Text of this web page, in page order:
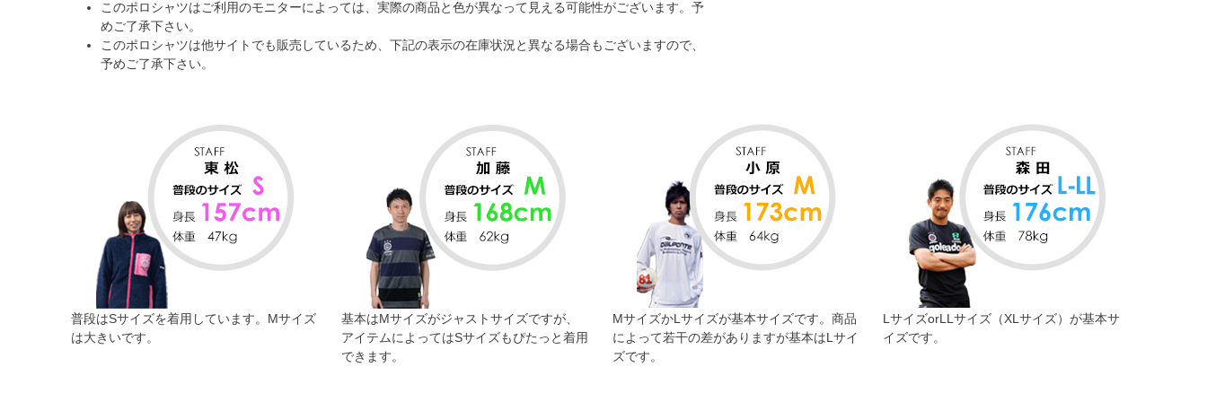
このポロシャツはご利用のモニターによっては、実際の商品と色が異なって見える可能性がございます。予
めご了承下さい。
このポロシャツは他サイトでも販売しているため、下記の表示の在庫状況と異なる場合もございますので、
予めご了承下さい。
普段はSサイズを着用しています。Mサイズ
は大きいです。
基本はMサイズがジャストサイズですが、
アイテムによってはSサイズもぴたっと着用
できます。
MサイズかLサイズが基本サイズです。商品
によって若干の差がありますが基本はLサイ
ズです。
LサイズorLLサイズ（XLサイズ）が基本サ
イズです。